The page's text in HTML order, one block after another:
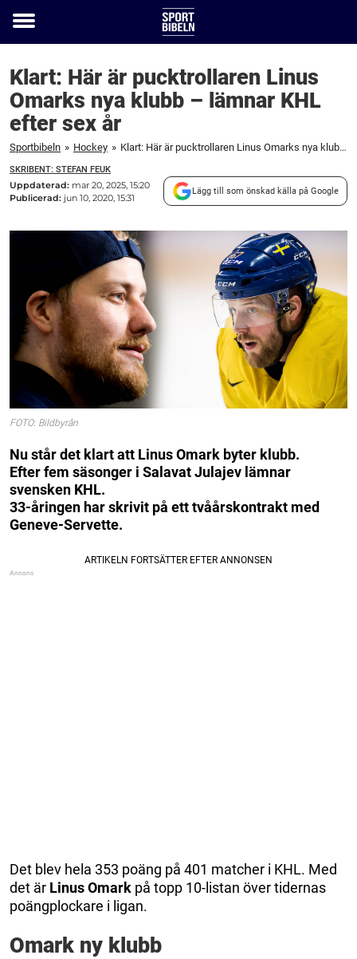
Toggle
Klart: Här är pucktrollaren Linus
Omarks nya klubb – lämnar KHL
efter sex år
Sportbibeln » Hockey » Klart: Här är pucktrollaren Linus Omarks nya klubb – lämnar KHL efter sex år
SKRIBENT: STEFAN FEUK
Uppdaterad: mar 20, 2025, 15:20
Publicerad: jun 10, 2020, 15:31
Lägg till som önskad källa på Google
FOTO: Bildbyrån
Nu står det klart att Linus Omark byter klubb.
Efter fem säsonger i Salavat Julajev lämnar
svensken KHL.
33-åringen har skrivit på ett tvåårskontrakt med
Geneve-Servette.
Det blev hela 353 poäng på 401 matcher i KHL. Med
det är Linus Omark på topp 10-listan över tidernas
poängplockare i ligan.
Omark ny klubb